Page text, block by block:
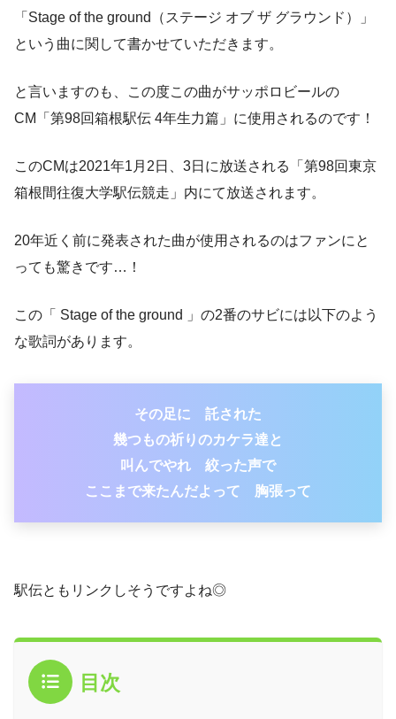
「Stage of the ground（ステージ オブ ザ グラウンド）」
という曲に関して書かせていただきます。
と言いますのも、この度この曲がサッポロビールの
CM「第98回箱根駅伝 4年生力篇」に使用されるのです！
このCMは2021年1月2日、3日に放送される「第98回東京
箱根間往復大学駅伝競走」内にて放送されます。
20年近く前に発表された曲が使用されるのはファンにと
っても驚きです…！
この「 Stage of the ground 」の2番のサビには以下のよう
な歌詞があります。
その足に 託された
幾つもの祈りのカケラ達と
叫んでやれ 絞った声で
ここまで来たんだよって 胸張って
駅伝ともリンクしそうですよね◎
目次